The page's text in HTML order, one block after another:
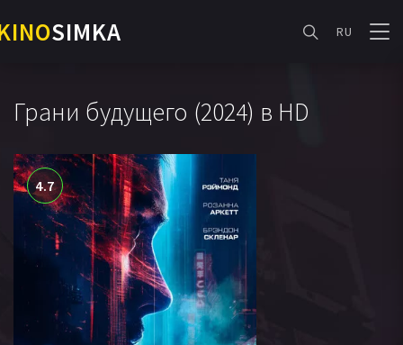
SIMKA RU
Грани будущего (2024) в HD
4.7